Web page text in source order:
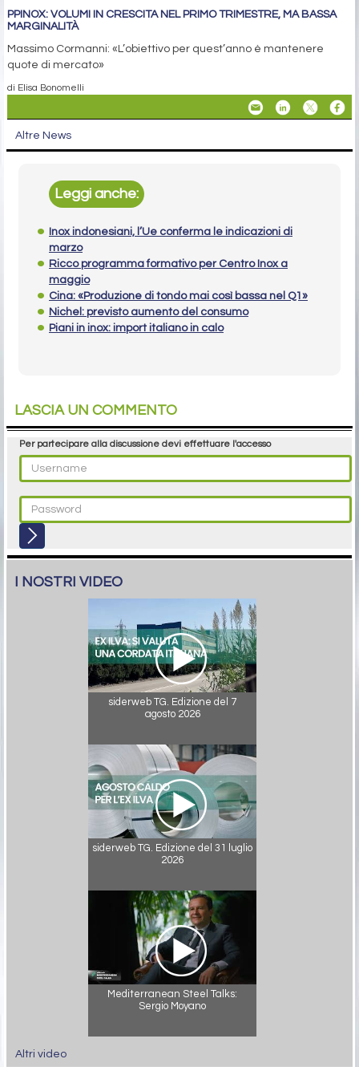
PPINOX: VOLUMI IN CRESCITA NEL PRIMO TRIMESTRE, MA BASSA
MARGINALITÀ
Massimo Cormanni: «L’obiettivo per quest’anno è mantenere
quote di mercato»
di Elisa Bonomelli
Altre News
Leggi anche:
Inox indonesiani, l’Ue conferma le indicazioni di
marzo
Ricco programma formativo per Centro Inox a
maggio
Cina: «Produzione di tondo mai così bassa nel Q1»
Nichel: previsto aumento del consumo
Piani in inox: import italiano in calo
LASCIA UN COMMENTO
Per partecipare alla discussione devi effettuare l'accesso
I NOSTRI VIDEO
siderweb TG. Edizione del 7
agosto 2026
siderweb TG. Edizione del 31 luglio
2026
Mediterranean Steel Talks:
Sergio Moyano
Altri video